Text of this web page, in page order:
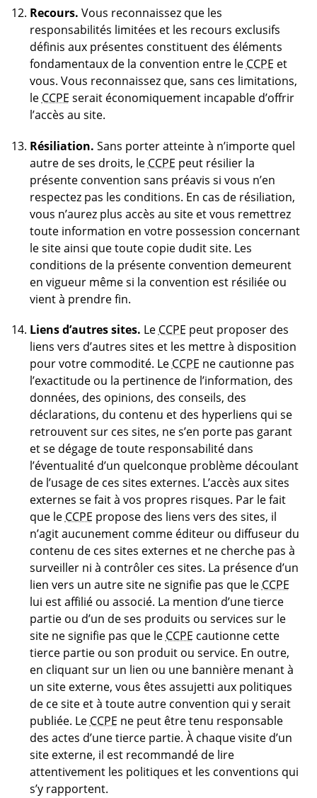
Recours. Vous reconnaissez que les
responsabilités limitées et les recours exclusifs
définis aux présentes constituent des éléments
fondamentaux de la convention entre le CCPE et
vous. Vous reconnaissez que, sans ces limitations,
le CCPE serait économiquement incapable d’offrir
l’accès au site.
Résiliation. Sans porter atteinte à n’importe quel
autre de ses droits, le CCPE peut résilier la
présente convention sans préavis si vous n’en
respectez pas les conditions. En cas de résiliation,
vous n’aurez plus accès au site et vous remettrez
toute information en votre possession concernant
le site ainsi que toute copie dudit site. Les
conditions de la présente convention demeurent
en vigueur même si la convention est résiliée ou
vient à prendre fin.
Liens d’autres sites. LeCCPE peut proposer des
liens vers d’autres sites et les mettre à disposition
pour votre commodité. LeCCPE ne cautionne pas
l’exactitude ou la pertinence de l’information, des
données, des opinions, des conseils, des
déclarations, du contenu et des hyperliens qui se
retrouvent sur ces sites, ne s’en porte pas garant
et se dégage de toute responsabilité dans
l’éventualité d’un quelconque problème découlant
de l’usage de ces sites externes. L’accès aux sites
externes se fait à vos propres risques. Par le fait
que leCCPE propose des liens vers des sites, il
n’agit aucunement comme éditeur ou diffuseur du
contenu de ces sites externes et ne cherche pas à
surveiller ni à contrôler ces sites. La présence d’un
lien vers un autre site ne signifie pas que leCCPE
lui est affilié ou associé. La mention d’une tierce
partie ou d’un de ses produits ou services sur le
site ne signifie pas que leCCPE cautionne cette
tierce partie ou son produit ou service. En outre,
en cliquant sur un lien ou une bannière menant à
un site externe, vous êtes assujetti aux politiques
de ce site et à toute autre convention qui y serait
publiée. LeCCPE ne peut être tenu responsable
des actes d’une tierce partie. À chaque visite d’un
site externe, il est recommandé de lire
attentivement les politiques et les conventions qui
s’y rapportent.